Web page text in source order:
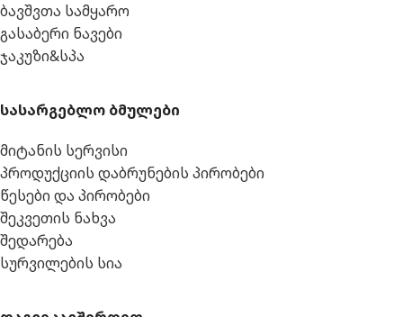
ბავშვთა სამყარო
გასაბერი ნავები
ჯაკუზი&სპა
სასარგებლო ბმულები
მიტანის სერვისი
პროდუქციის დაბრუნების პირობები
წესები და პირობები
შეკვეთის ნახვა
შედარება
სურვილების სია